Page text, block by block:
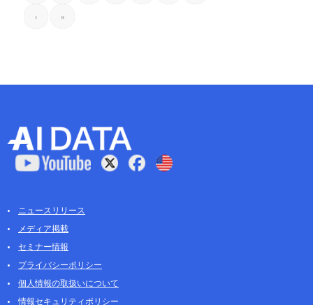
› »
ニュースリリース
メディア掲載
セミナー情報
プライバシーポリシー
個人情報の取扱いについて
情報セキュリティポリシー